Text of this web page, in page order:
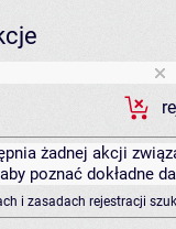
żadnej akcji
poznać dokładne
i zasadach rejestracji